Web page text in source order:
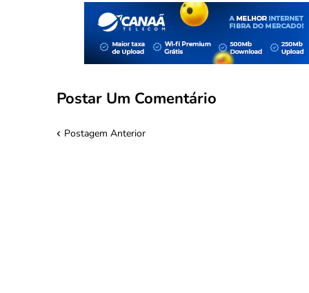
Postar Um Comentário
Postagem Anterior